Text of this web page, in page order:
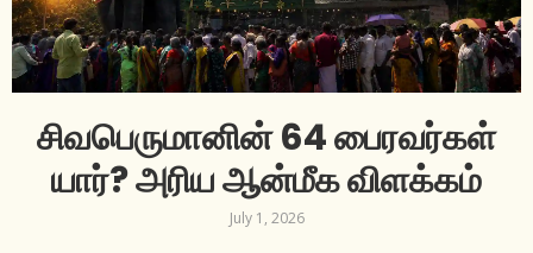
சிவபெருமானின் 64 பைரவர்கள்
யார்? அரிய ஆன்மீக விளக்கம்
July 1, 2026